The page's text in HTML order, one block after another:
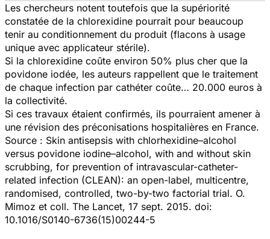
Les chercheurs notent toutefois que la supériorité
constatée de la chlorexidine pourrait pour beaucoup
tenir au conditionnement du produit (flacons à usage
unique avec applicateur stérile).
Si la chlorexidine coûte environ 50% plus cher que la
povidone iodée, les auteurs rappellent que le traitement
de chaque infection par cathéter coûte… 20.000 euros à
la collectivité.
Si ces travaux étaient confirmés, ils pourraient amener à
une révision des préconisations hospitalières en France.
Source : Skin antisepsis with chlorhexidine–alcohol
versus povidone iodine–alcohol, with and without skin
scrubbing, for prevention of intravascular-catheter-
related infection (CLEAN): an open-label, multicentre,
randomised, controlled, two-by-two factorial trial. O.
Mimoz et coll. The Lancet, 17 sept. 2015. doi:
10.1016/S0140-6736(15)00244-5